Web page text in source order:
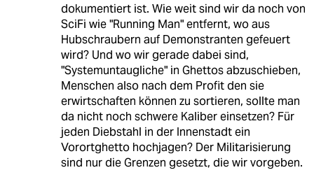
dokumentiert ist. Wie weit sind wir da noch von
SciFi wie "Running Man" entfernt, wo aus
Hubschraubern auf Demonstranten gefeuert
wird? Und wo wir gerade dabei sind,
"Systemuntaugliche" in Ghettos abzuschieben,
Menschen also nach dem Profit den sie
erwirtschaften können zu sortieren, sollte man
da nicht noch schwere Kaliber einsetzen? Für
jeden Diebstahl in der Innenstadt ein
Vorortghetto hochjagen? Der Militarisierung
sind nur die Grenzen gesetzt, die wir vorgeben.